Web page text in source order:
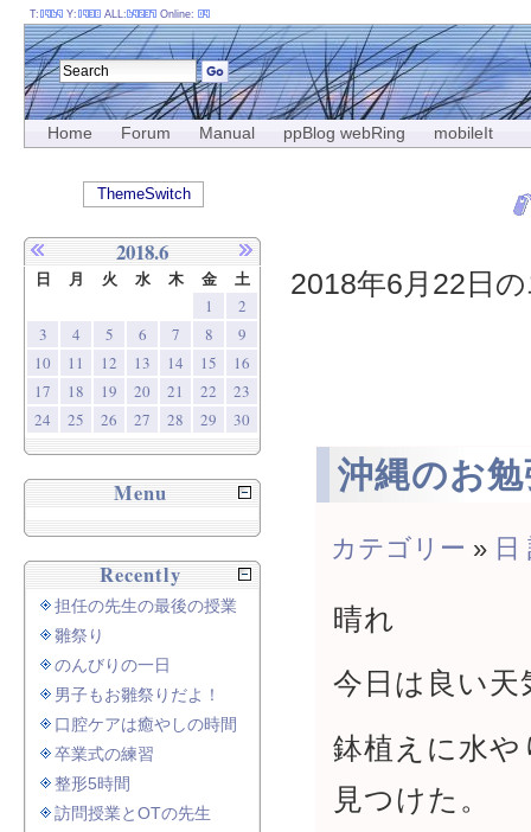
Home Forum Manual ppBlog webRing mobileIt
2018年6月22日
沖縄のお勉
カテゴリー » 日
晴れ
今日は良い
鉢植えに水
見つけた。
T: Y: ALL: Online:
ThemeSwitch
2018.6
日 月 火 水 木 金 土
1
2
3
4 5 6 7 8
9
10
11 12 13 14 15
16
17
18 19 20 21 22
23
24
25 26 27 28 29 30
Menu
Recently
担任の先生の最後の授業
雛祭り
のんびりの一日
男子もお雛祭りだよ！
口腔ケアは癒やしの時間
卒業式の練習
整形5時間
訪問授業とOTの先生